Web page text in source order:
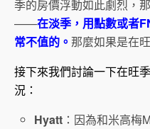
季的房價浮動如此劇烈，
——在淡季，用點數或者
常不值的。 那麼如果是在
接下來我們討論一下在旺
況：
Hyatt ：因為和米高梅